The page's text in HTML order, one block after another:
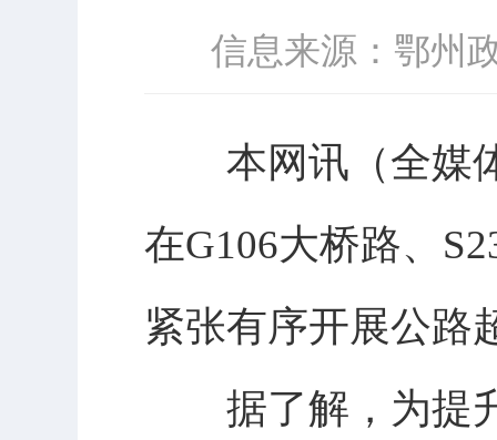
信息来源：鄂州
本网讯（全媒体
在G106大桥路、
紧张有序开展公路
据了解，为提升